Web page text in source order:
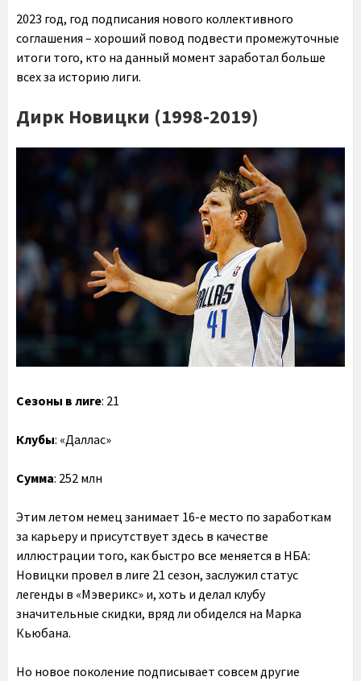
2023 год, год подписания нового коллективного
соглашения – хороший повод подвести промежуточные
итоги того, кто на данный момент заработал больше
всех за историю лиги.
Дирк Новицки (1998-2019)
Сезоны в лиге: 21
Клубы: «Даллас»
Сумма: 252 млн
Этим летом немец занимает 16-е место по заработкам
за карьеру и присутствует здесь в качестве
иллюстрации того, как быстро все меняется в НБА:
Новицки провел в лиге 21 сезон, заслужил статус
легенды в «Мэверикс» и, хоть и делал клубу
значительные скидки, вряд ли обиделся на Марка
Кьюбана.
Но новое поколение подписывает совсем другие